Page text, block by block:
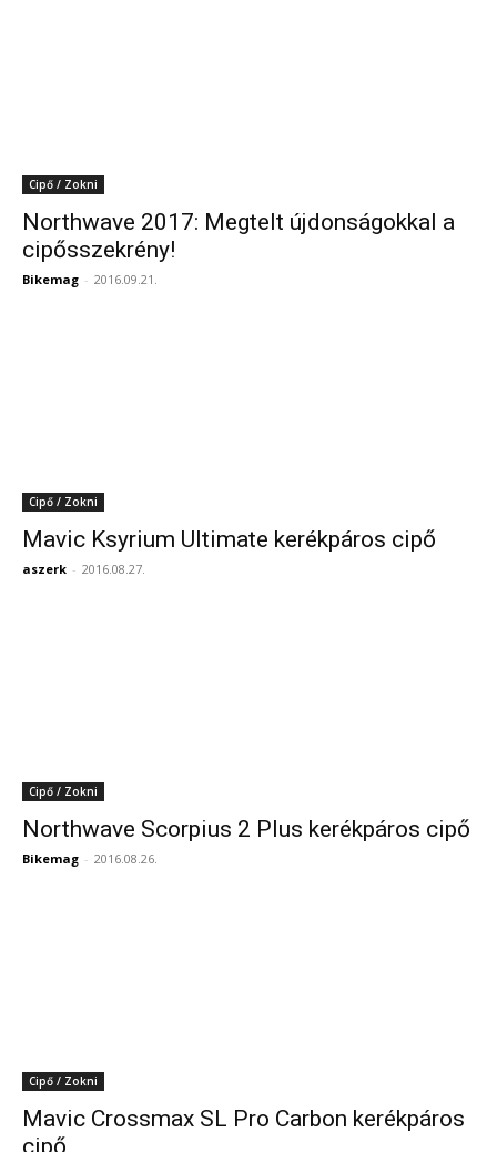
Cipő / Zokni
Northwave 2017: Megtelt újdonságokkal a
cipősszekrény!
Bikemag - 2016.09.21.
Cipő / Zokni
Mavic Ksyrium Ultimate kerékpáros cipő
aszerk - 2016.08.27.
Cipő / Zokni
Northwave Scorpius 2 Plus kerékpáros cipő
Bikemag - 2016.08.26.
Cipő / Zokni
Mavic Crossmax SL Pro Carbon kerékpáros
cipő